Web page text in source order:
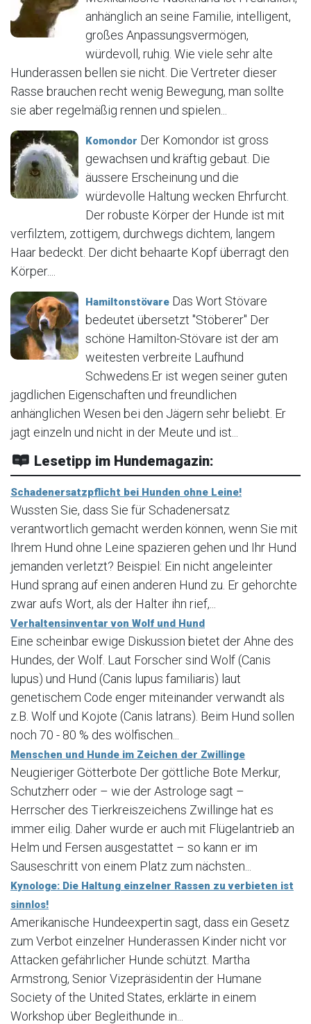
anhänglich an seine Familie, intelligent,
großes Anpassungsvermögen,
würdevoll, ruhig. Wie viele sehr alte
Hunderassen bellen sie nicht. Die Vertreter dieser
Rasse brauchen recht wenig Bewegung, man sollte
sie aber regelmäßig rennen und spielen...
Komondor Der Komondor ist gross
gewachsen und kräftig gebaut. Die
äussere Erscheinung und die
würdevolle Haltung wecken Ehrfurcht.
Der robuste Körper der Hunde ist mit
verfilztem, zottigem, durchwegs dichtem, langem
Haar bedeckt. Der dicht behaarte Kopf überragt den
Körper....
Hamiltonstövare Das Wort Stövare
bedeutet übersetzt "Stöberer" Der
schöne Hamilton-Stövare ist der am
weitesten verbreite Laufhund
Schwedens.Er ist wegen seiner guten
jagdlichen Eigenschaften und freundlichen
anhänglichen Wesen bei den Jägern sehr beliebt. Er
jagt einzeln und nicht in der Meute und ist...
Lesetipp im Hundemagazin:
Schadenersatzpflicht bei Hunden ohne Leine!
Wussten Sie, dass Sie für Schadenersatz
verantwortlich gemacht werden können, wenn Sie mit
Ihrem Hund ohne Leine spazieren gehen und Ihr Hund
jemanden verletzt? Beispiel: Ein nicht angeleinter
Hund sprang auf einen anderen Hund zu. Er gehorchte
zwar aufs Wort, als der Halter ihn rief,...
Verhaltensinventar von Wolf und Hund
Eine scheinbar ewige Diskussion bietet der Ahne des
Hundes, der Wolf. Laut Forscher sind Wolf (Canis
lupus) und Hund (Canis lupus familiaris) laut
genetischem Code enger miteinander verwandt als
z.B. Wolf und Kojote (Canis latrans). Beim Hund sollen
noch 70 - 80 % des wölfischen...
Menschen und Hunde im Zeichen der Zwillinge
Neugieriger Götterbote Der göttliche Bote Merkur,
Schutzherr oder – wie der Astrologe sagt –
Herrscher des Tierkreiszeichens Zwillinge hat es
immer eilig. Daher wurde er auch mit Flügelantrieb an
Helm und Fersen ausgestattet – so kann er im
Sauseschritt von einem Platz zum nächsten...
Kynologe: Die Haltung einzelner Rassen zu verbieten ist
sinnlos!
Amerikanische Hundeexpertin sagt, dass ein Gesetz
zum Verbot einzelner Hunderassen Kinder nicht vor
Attacken gefährlicher Hunde schützt. Martha
Armstrong, Senior Vizepräsidentin der Humane
Society of the United States, erklärte in einem
Workshop über Begleithunde in...